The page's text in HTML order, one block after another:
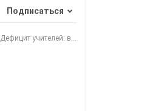
Подписаться
Дефицит учителей: в...